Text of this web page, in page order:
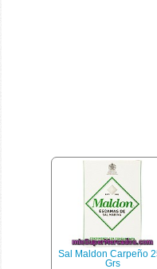
Sal Maldon Carpeño
Grs